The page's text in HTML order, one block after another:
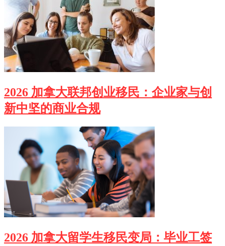
2026 加拿大联邦创业移民：企业家与创
新中坚的商业合规
2026 加拿大留学生移民变局：毕业工签